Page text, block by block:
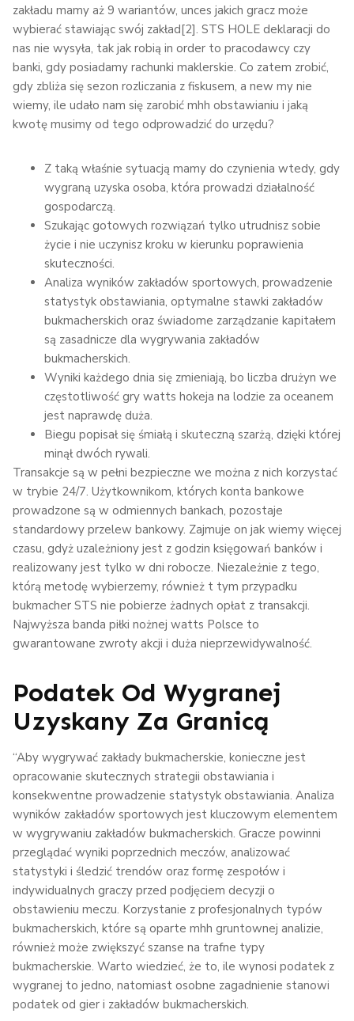
zakładu mamy aż 9 wariantów, unces jakich gracz może
wybierać stawiając swój zakład[2]. STS HOLE deklaracji do
nas nie wysyła, tak jak robią in order to pracodawcy czy
banki, gdy posiadamy rachunki maklerskie. Co zatem zrobić,
gdy zbliża się sezon rozliczania z fiskusem, a new my nie
wiemy, ile udało nam się zarobić mhh obstawianiu i jaką
kwotę musimy od tego odprowadzić do urzędu?
Z taką właśnie sytuacją mamy do czynienia wtedy, gdy
wygraną uzyska osoba, która prowadzi działalność
gospodarczą.
Szukając gotowych rozwiązań tylko utrudnisz sobie
życie i nie uczynisz kroku w kierunku poprawienia
skuteczności.
Analiza wyników zakładów sportowych, prowadzenie
statystyk obstawiania, optymalne stawki zakładów
bukmacherskich oraz świadome zarządzanie kapitałem
są zasadnicze dla wygrywania zakładów
bukmacherskich.
Wyniki każdego dnia się zmieniają, bo liczba drużyn we
częstotliwość gry watts hokeja na lodzie za oceanem
jest naprawdę duża.
Biegu popisał się śmiałą i skuteczną szarżą, dzięki której
minął dwóch rywali.
Transakcje są w pełni bezpieczne we można z nich korzystać
w trybie 24/7. Użytkownikom, których konta bankowe
prowadzone są w odmiennych bankach, pozostaje
standardowy przelew bankowy. Zajmuje on jak wiemy więcej
czasu, gdyż uzależniony jest z godzin księgowań banków i
realizowany jest tylko w dni robocze. Niezależnie z tego,
którą metodę wybierzemy, również t tym przypadku
bukmacher STS nie pobierze żadnych opłat z transakcji.
Najwyższa banda piłki nożnej watts Polsce to
gwarantowane zwroty akcji i duża nieprzewidywalność.
Podatek Od Wygranej
Uzyskany Za Granicą
“Aby wygrywać zakłady bukmacherskie, konieczne jest
opracowanie skutecznych strategii obstawiania i
konsekwentne prowadzenie statystyk obstawiania. Analiza
wyników zakładów sportowych jest kluczowym elementem
w wygrywaniu zakładów bukmacherskich. Gracze powinni
przeglądać wyniki poprzednich meczów, analizować
statystyki i śledzić trendów oraz formę zespołów i
indywidualnych graczy przed podjęciem decyzji o
obstawieniu meczu. Korzystanie z profesjonalnych typów
bukmacherskich, które są oparte mhh gruntownej analizie,
również może zwiększyć szanse na trafne typy
bukmacherskie. Warto wiedzieć, że to, ile wynosi podatek z
wygranej to jedno, natomiast osobne zagadnienie stanowi
podatek od gier i zakładów bukmacherskich.